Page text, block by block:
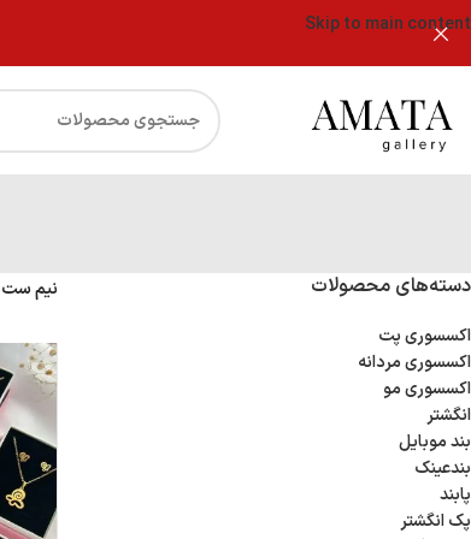
Skip to main content
دسته‌های محصولات
اکسسوری پت
اکسسوری مردانه
اکسسوری مو
انگشتر
بند موبایل
بندعینک
پابند
پک انگشتر
نیم ست